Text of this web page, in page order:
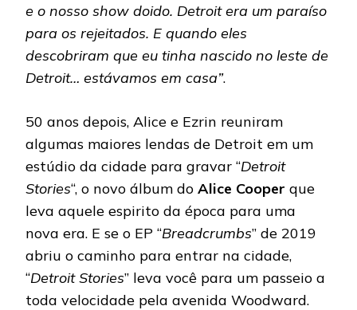
e o nosso show doido. Detroit era um paraíso
para os rejeitados. E quando eles
descobriram que eu tinha nascido no leste de
Detroit… estávamos em casa”.
50 anos depois, Alice e Ezrin reuniram
algumas maiores lendas de Detroit em um
estúdio da cidade para gravar “Detroit
Stories“, o novo álbum do Alice Cooper que
leva aquele espirito da época para uma
nova era. E se o EP “Breadcrumbs” de 2019
abriu o caminho para entrar na cidade,
“Detroit Stories” leva você para um passeio a
toda velocidade pela avenida Woodward.